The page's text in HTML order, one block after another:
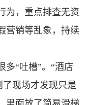
为，重点排查无资
营销等乱象，持续
多“吐槽”。“酒店
了现场才发现只是